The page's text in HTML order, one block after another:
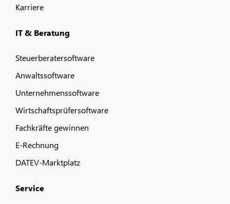
Karriere
IT & Beratung
Steuerberatersoftware
Anwaltssoftware
Unternehmenssoftware
Wirtschaftsprüfersoftware
Fachkräfte gewinnen
E-Rechnung
DATEV-Marktplatz
Service